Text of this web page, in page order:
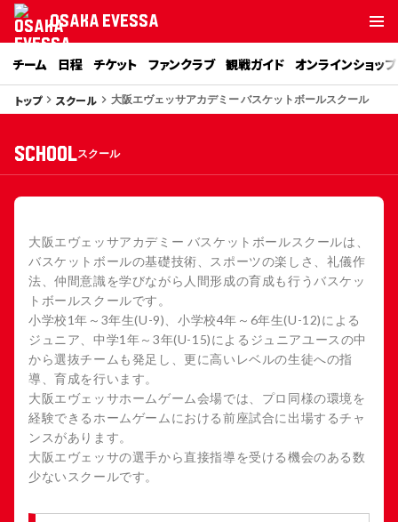
OSAKA EVESSA
チーム 日程 チケット ファンクラブ 観戦ガイド オンラインショップ
トップkeyboard_arrow_right スクール keyboard_arrow_right 大阪エヴェッサアカデミー バスケットボールスクール
schoolスクール
大阪エヴェッサアカデミー バスケットボールスクールは、
バスケットボールの基礎技術、スポーツの楽しさ、礼儀作
法、仲間意識を学びながら人間形成の育成も行うバスケッ
トボールスクールです。
小学校1年～3年生(U-9)、小学校4年～6年生(U-12)による
ジュニア、中学1年～3年(U-15)によるジュニアユースの中
から選抜チームも発足し、更に高いレベルの生徒への指
導、育成を行います。
大阪エヴェッサホームゲーム会場では、プロ同様の環境を
経験できるホームゲームにおける前座試合に出場するチャ
ンスがあります。
大阪エヴェッサの選手から直接指導を受ける機会のある数
少ないスクールです。